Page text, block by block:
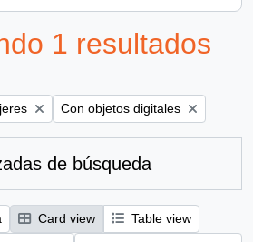
1 resultados
filter: Remove filter:
Con objetos digitales
de búsqueda
Card view
Table view